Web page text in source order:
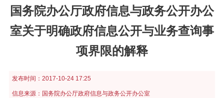
国务院办公厅政府信息与政务公开办公
室关于明确政府信息公开与业务查询事
项界限的解释
发布时间： 2017-10-24 17:25
信息来源： 国务院办公厅政府信息与政务公开办公室